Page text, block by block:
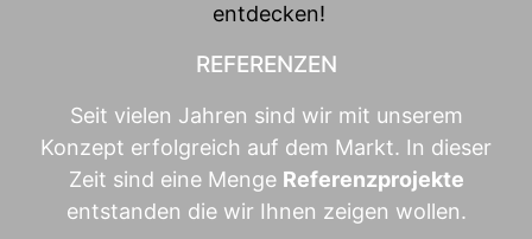
REFERENZEN
Seit vielen Jahren sind wir mit unserem
Konzept erfolgreich auf dem Markt. In dieser
Zeit sind eine Menge Referenzprojekte
entstanden die wir Ihnen zeigen wollen.